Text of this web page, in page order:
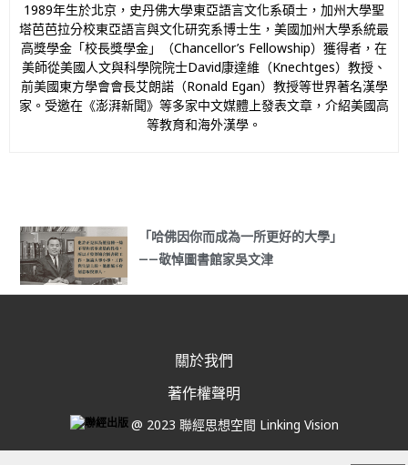
1989年生於北京，史丹佛大學東亞語言文化系碩士，加州大學聖
塔芭芭拉分校東亞語言與文化研究系博士生，美國加州大學系統最
高獎學金「校長獎學金」（Chancellor’s Fellowship）獲得者，在
美師從美國人文與科學院院士David康達維（Knechtges）教授、
前美國東方學會會長艾朗諾（Ronald Egan）教授等世界著名漢學
家。受邀在《澎湃新聞》等多家中文媒體上發表文章，介紹美國高
等教育和海外漢學。
「哈佛因你而成為一所更好的大學」
——敬悼圖書館家吳文津
關於我們
著作權聲明
@ 2023 聯經思想空間 Linking Vision